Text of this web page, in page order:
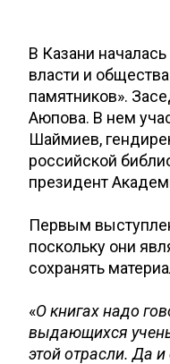
В Казани
власти и
памятников».
Аюпова. В нем
Шаймиев,
российской
президент
Первым
поскольку они
сохранять
«О книгах надо
выдающихся
этой отрасли. Да